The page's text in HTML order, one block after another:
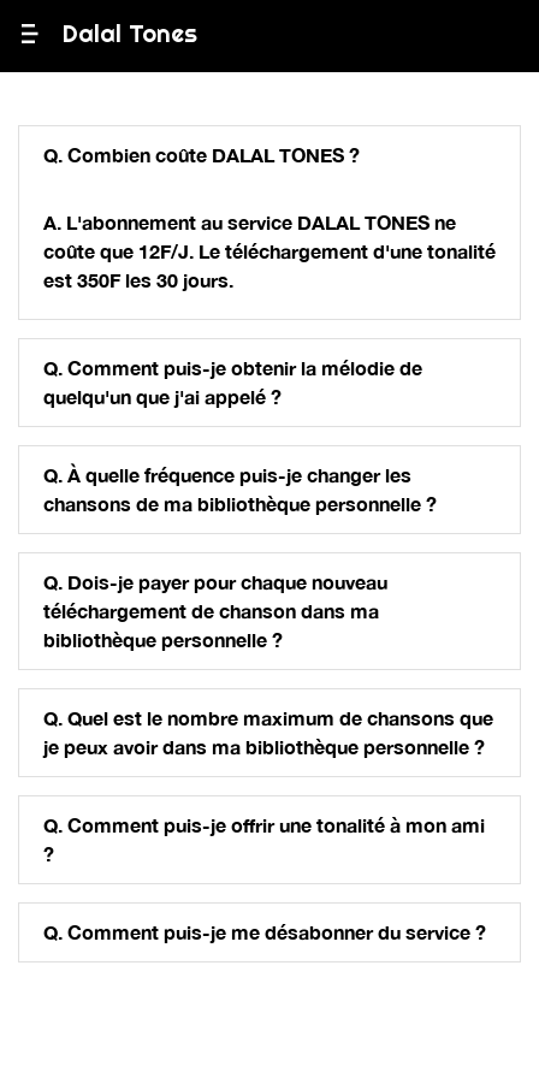
Dalal Tones
Help
Q. Combien coûte DALAL TONES ?
A. L'abonnement au service DALAL TONES ne
coûte que 12F/J. Le téléchargement d'une tonalité
est 350F les 30 jours.
Q. Comment puis-je obtenir la mélodie de
quelqu'un que j'ai appelé ?
Q. À quelle fréquence puis-je changer les
chansons de ma bibliothèque personnelle ?
Q. Dois-je payer pour chaque nouveau
téléchargement de chanson dans ma
bibliothèque personnelle ?
Q. Quel est le nombre maximum de chansons que
je peux avoir dans ma bibliothèque personnelle ?
Q. Comment puis-je offrir une tonalité à mon ami
?
Q. Comment puis-je me désabonner du service ?